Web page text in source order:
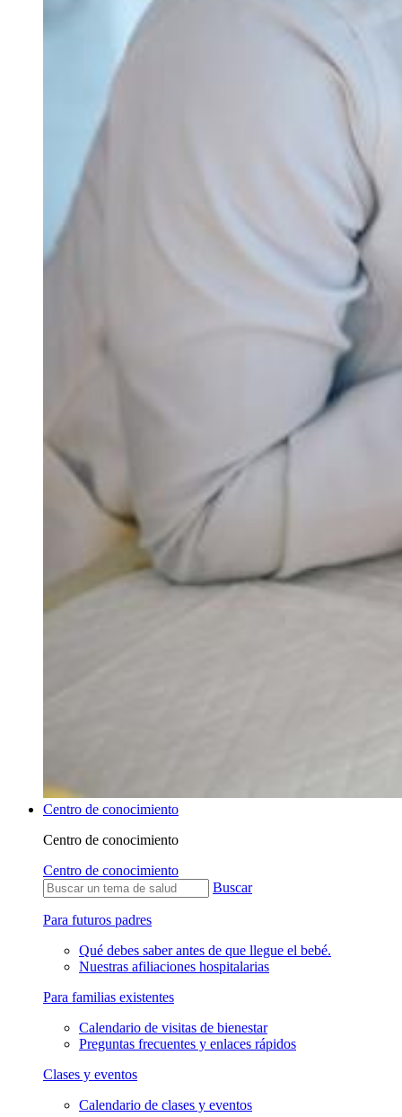
Centro de conocimiento
Centro de conocimiento
Centro de conocimiento
Buscar
Para futuros padres
Qué debes saber antes de que llegue el bebé.
Nuestras afiliaciones hospitalarias
Para familias existentes
Calendario de visitas de bienestar
Preguntas frecuentes y enlaces rápidos
Clases y eventos
Calendario de clases y eventos